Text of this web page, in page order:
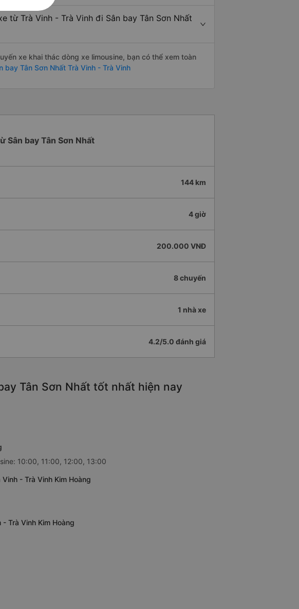
từ Trà Vinh - Trà Vinh đi Sân bay Tân Sơn Nhất
xe khai thác dòng xe limousine, bạn có thể xem toàn
bay Tân Sơn Nhất Trà Vinh - Trà Vinh
Sân bay Tân Sơn Nhất
144 km
4 giờ
200.000 VNĐ
8 chuyến
1 nhà xe
4.2/5.0 đánh giá
Tân Sơn Nhất tốt nhất hiện nay
10:00, 11:00, 12:00, 13:00
- Trà Vinh Kim Hoàng
Trà Vinh Kim Hoàng